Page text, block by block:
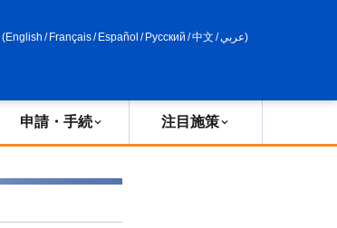
(English / Français/ Español / Русский /中文 /عربي)
申請・手続 注目施策